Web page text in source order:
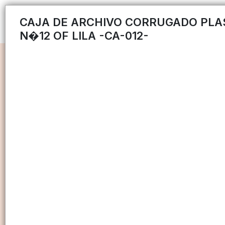
CAJA DE ARCHIVO CORRUGADO
N�12 OF LILA -CA-012-